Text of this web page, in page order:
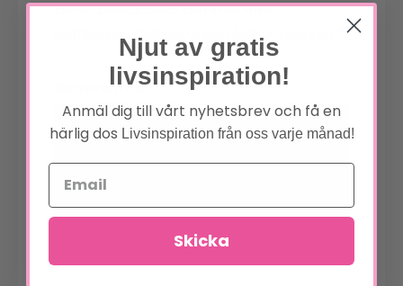
Din e-postadress kommer inte
publiceras. Obligatoriska fält är märkta
Kommentar*
Njut av gratis
livsinspiration!
Anmäl dig till vårt nyhetsbrev och få en
härlig dos Livsinspiration från oss varje månad!
Skicka